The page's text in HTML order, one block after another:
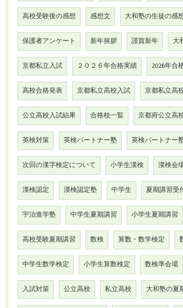
高校受験後の感想 感想文 大和塾の生徒の感
保護者アンケート 新年挨拶 謹賀新年 大
京都私立入試 ２０２６年合格実績 2026年合
高校合格発表 京都私立高校入試 京都私立高
公立高校入試結果 合格校一覧 京都府公立高
英検対策 英検パートナー塾 英検パートナー
次回の漢字検定について 小学生漢検 漢検会
漢検認定 漢検認定塾 中学生 夏期講習受
宇治進学塾 中学生夏期講習 小学生夏期講習
高校受験夏期講習 数検 算数・数学検定
中学生数学検定 小学生算数検定 数検準会場
入試対策 公立高校 私立高校 大和塾の夏